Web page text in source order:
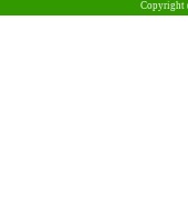
Copyright